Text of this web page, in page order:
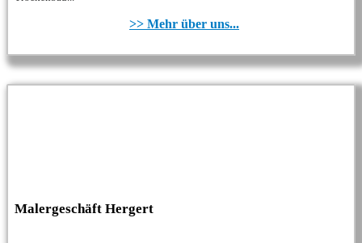
>> Mehr über uns...
Malergeschäft Hergert